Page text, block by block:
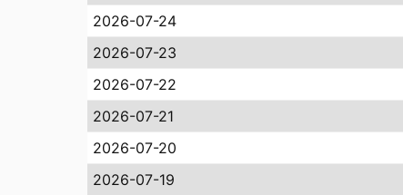
2026-07-24
2026-07-23
2026-07-22
2026-07-21
2026-07-20
2026-07-19